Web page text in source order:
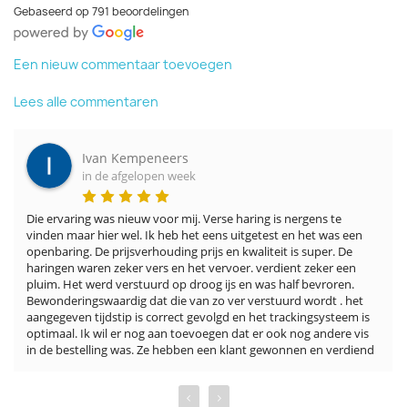
Gebaseerd op 791 beoordelingen
Een nieuw commentaar toevoegen
Lees alle commentaren
Ivan Kempeneers
in de afgelopen week
Die ervaring was nieuw voor mij. Verse haring is nergens te
vinden maar hier wel. Ik heb het eens uitgetest en het was een
openbaring. De prijsverhouding prijs en kwaliteit is super. De
haringen waren zeker vers en het vervoer. verdient zeker een
pluim. Het werd verstuurd op droog ijs en was half bevroren.
Bewonderingswaardig dat die van zo ver verstuurd wordt . het
aangegeven tijdstip is correct gevolgd en het trackingsysteem is
optimaal. Ik wil er nog aan toevoegen dat er ook nog andere vis
in de bestelling was. Ze hebben een klant gewonnen en verdiend
‹ ›